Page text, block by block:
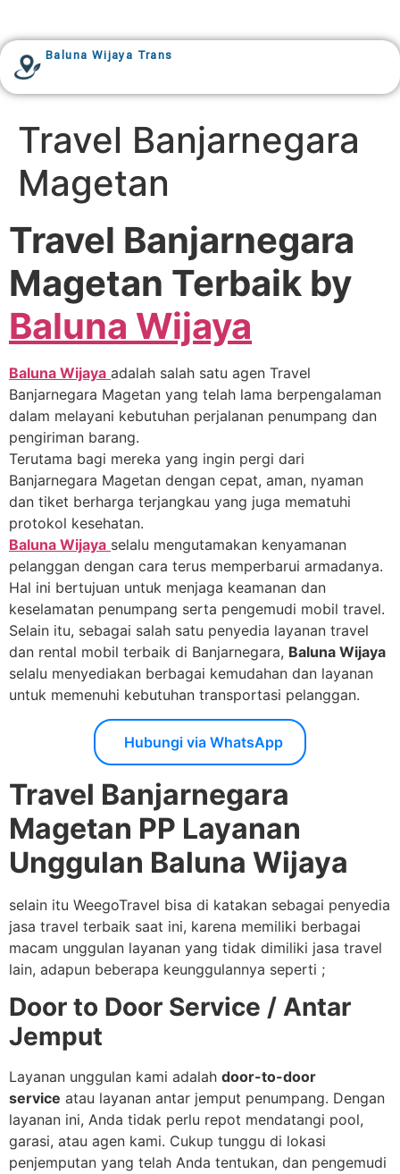
Baluna Wijaya Trans
Travel Banjarnegara
Magetan
Travel Banjarnegara
Magetan Terbaik by
Baluna Wijaya
Baluna Wijaya adalah salah satu agen Travel
Banjarnegara Magetan yang telah lama berpengalaman
dalam melayani kebutuhan perjalanan penumpang dan
pengiriman barang.
Terutama bagi mereka yang ingin pergi dari
Banjarnegara Magetan dengan cepat, aman, nyaman
dan tiket berharga terjangkau yang juga mematuhi
protokol kesehatan.
Baluna Wijaya selalu mengutamakan kenyamanan
pelanggan dengan cara terus memperbarui armadanya.
Hal ini bertujuan untuk menjaga keamanan dan
keselamatan penumpang serta pengemudi mobil travel.
Selain itu, sebagai salah satu penyedia layanan travel
dan rental mobil terbaik di Banjarnegara, Baluna Wijaya
selalu menyediakan berbagai kemudahan dan layanan
untuk memenuhi kebutuhan transportasi pelanggan.
Hubungi via WhatsApp
Travel Banjarnegara
Magetan PP Layanan
Unggulan Baluna Wijaya
selain itu WeegoTravel bisa di katakan sebagai penyedia
jasa travel terbaik saat ini, karena memiliki berbagai
macam unggulan layanan yang tidak dimiliki jasa travel
lain, adapun beberapa keunggulannya seperti ;
Door to Door Service / Antar
Jemput
Layanan unggulan kami adalah door-to-door
service atau layanan antar jemput penumpang. Dengan
layanan ini, Anda tidak perlu repot mendatangi pool,
garasi, atau agen kami. Cukup tunggu di lokasi
penjemputan yang telah Anda tentukan, dan pengemudi